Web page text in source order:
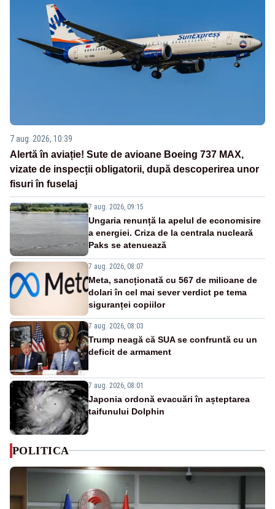
7 aug. 2026, 10:39
Alertă în aviație! Sute de avioane Boeing 737 MAX,
vizate de inspecții obligatorii, după descoperirea unor
fisuri în fuselaj
7 aug. 2026, 09:15
Ungaria renunță la apelul de economisire
a energiei. Criza de la centrala nucleară
Paks se atenuează
7 aug. 2026, 08:07
Meta, sancționată cu 567 de milioane de
dolari în cel mai sever verdict pe tema
siguranței copiilor
7 aug. 2026, 08:03
Trump neagă că SUA se confruntă cu un
deficit de armament
7 aug. 2026, 08:01
Japonia ordonă evacuări în așteptarea
taifunului Dolphin
POLITICA